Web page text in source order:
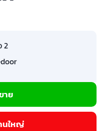
2
าย
ใหญ่